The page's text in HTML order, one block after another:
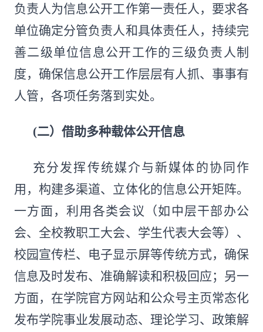
负责人为信息公开工作第一责任人，要求各
单位确定分管负责人和具体责任人，持续完
善二级单位信息公开工作的三级负责人制
度，确保信息公开工作层层有人抓、事事有
人管，各项任务落到实处。
(二） 借助多种载体公开信息
充分发挥传统媒介与新媒体的协同作
用，构建多渠道、立体化的信息公开矩阵。
一方面，利用各类会议（如中层干部办公
会、全校教职工大会、学生代表大会等）、
校园宣传栏、电子显示屏等传统方式，确保
信息及时发布、准确解读和积极回应；另一
方面，在学院官方网站和公众号主页常态化
发布学院事业发展动态、理论学习、政策解